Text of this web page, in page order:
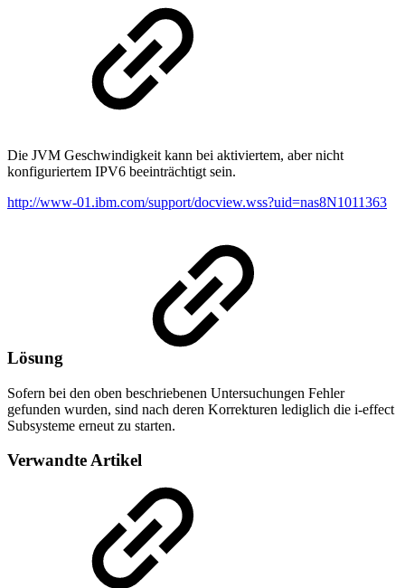
Die JVM Geschwindigkeit kann bei aktiviertem, aber nicht
konfiguriertem IPV6 beeinträchtigt sein.
http://www-01.ibm.com/support/docview.wss?uid=nas8N1011363
Lösung
Sofern bei den oben beschriebenen Untersuchungen Fehler
gefunden wurden, sind nach deren Korrekturen lediglich die i-effect
Subsysteme erneut zu starten.
Verwandte Artikel